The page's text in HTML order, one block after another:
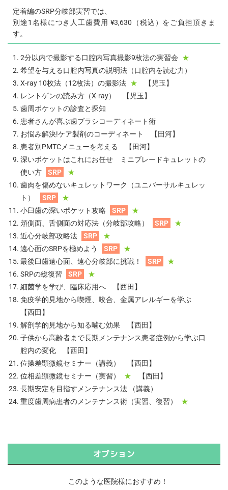
定着編のSRP分岐部実習では、
別途1名様につき人工歯費用 ¥3,630（税込）をご負担頂きま
す。
2分以内で撮影する口腔内写真撮影9枚法の実習会
★
希望を与える口腔内写真の説明法（口腔内を読む力）
X-ray 10枚法（12枚法）の撮影法 ★ 【児玉】
レントゲンの読み方（X-ray） 【児玉】
歯周ポケットの診査と探知
患者さんが喜ぶ歯ブラシコーディネート術
お悩み解決!ケア製剤のコーディネート 【田河】
患者別PMTCメニューを考える 【田河】
深いポケットはこれにお任せ ミニブレードキュレットの
使い方
SRP
★
歯肉を傷めないキュレットワーク（ユニバーサルキュレッ
ト）
SRP
★
小臼歯の深いポケット攻略
SRP
★
頬側面、舌側面の対応法（分岐部攻略）
SRP
★
近心分岐部攻略法
SRP
★
遠心面のSRPを極めよう
SRP
★
最後臼歯遠心面、遠心分岐部に挑戦！
SRP
★
SRPの総復習
SRP
★
細菌学を学び、臨床応用へ 【西田】
免疫学的見地から喫煙、咬合、金属アレルギーを学ぶ
【西田】
解剖学的見地から知る噛む効果 【西田】
子供から高齢者まで長期メンテナンス患者症例から学ぶ口
腔内の変化 【西田】
位操差顕微鏡セミナー（講義） 【西田】
位相差顕微鏡セミナー（実習）
★ 【西田】
長期安定を目指すメンテナンス法 （講義）
重度歯周病患者のメンテナンス術（実習、復習）
★
オプション
このような医院様におすすめ！